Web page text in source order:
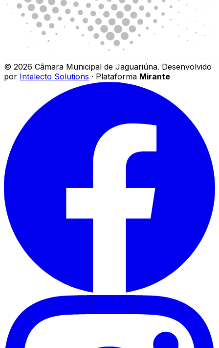
© 2026 Câmara Municipal de Jaguariúna. Desenvolvido
por Intelecto Solutions · Plataforma Mirante